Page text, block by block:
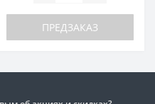
ПРЕДЗАКАЗ